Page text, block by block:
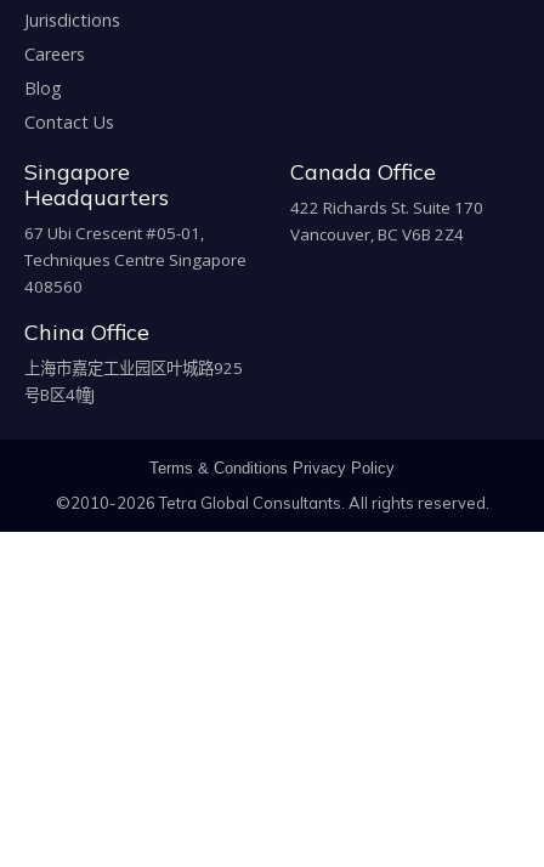
Jurisdictions
Careers
Blog
Contact Us
Singapore
Headquarters
67 Ubi Crescent #05-01,
Techniques Centre Singapore
408560
Canada Office
422 Richards St. Suite 170
Vancouver, BC V6B 2Z4
China Office
上海市嘉定工业园区叶城路925
号B区4幢J
Terms & Conditions Privacy Policy
©2010-2026 Tetra Global Consultants. All rights reserved.